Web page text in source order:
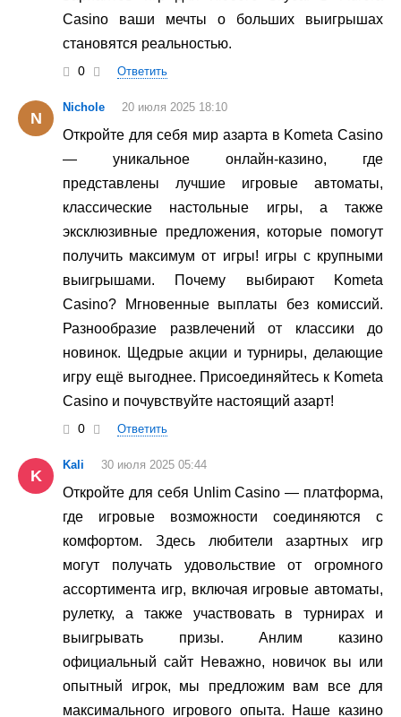
Casino ваши мечты о больших выигрышах
становятся реальностью.
0 Ответить
N
Nichole 20 июля 2025 18:10
Откройте для себя мир азарта в Kometa Casino
— уникальное онлайн-казино, где
представлены лучшие игровые автоматы,
классические настольные игры, а также
эксклюзивные предложения, которые помогут
получить максимум от игры! игры с крупными
выигрышами. Почему выбирают Kometa
Casino? Мгновенные выплаты без комиссий.
Разнообразие развлечений от классики до
новинок. Щедрые акции и турниры, делающие
игру ещё выгоднее. Присоединяйтесь к Kometa
Casino и почувствуйте настоящий азарт!
0 Ответить
K
Kali 30 июля 2025 05:44
Откройте для себя Unlim Casino — платформа,
где игровые возможности соединяются с
комфортом. Здесь любители азартных игр
могут получать удовольствие от огромного
ассортимента игр, включая игровые автоматы,
рулетку, а также участвовать в турнирах и
выигрывать призы. Анлим казино
официальный сайт Неважно, новичок вы или
опытный игрок, мы предложим вам все для
максимального игрового опыта. Наше казино